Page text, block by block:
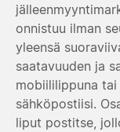
onnistuu ilman
yleensä
saatavuuden ja
mobiililippuna
sähköpostiisi.
liput postitse,